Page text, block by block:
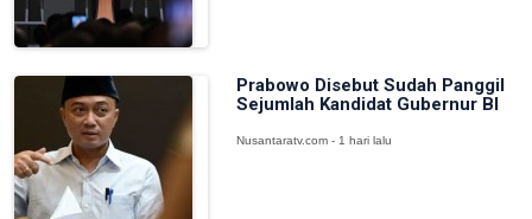
Prabowo Disebut Sudah Panggil
Sejumlah Kandidat Gubernur BI
Nusantaratv.com - 1 hari lalu